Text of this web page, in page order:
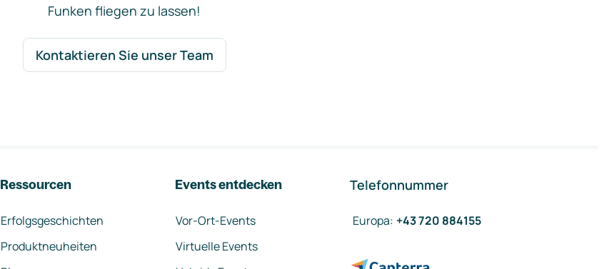
Funken fliegen zu lassen!
Kontaktieren Sie unser Team
Ressourcen
Erfolgsgeschichten
Produktneuheiten
Events entdecken
Vor-Ort-Events
Virtuelle Events
Telefonnummer
Europa: +43 720 884155